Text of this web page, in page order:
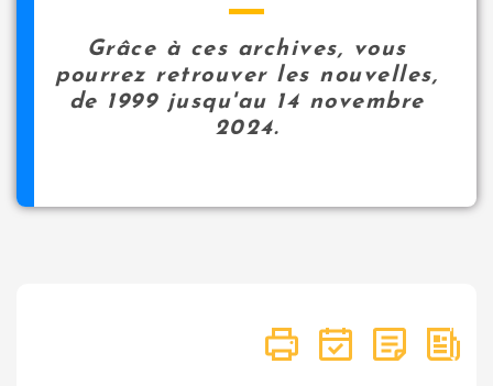
Grâce à ces archives, vous
pourrez retrouver les nouvelles,
de 1999 jusqu'au 14 novembre
2024.